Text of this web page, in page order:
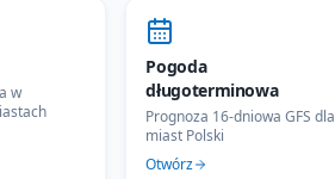
w
Pogoda
długoterminowa
Prognoza 16-dniowa GFS dla
miast Polski
Otwórz